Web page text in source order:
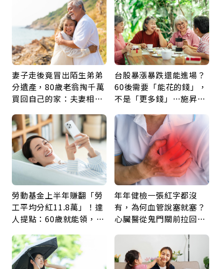
妻子走後竟冒出陌生弟弟
分遺產，80歲老翁掏千萬
買回自己的家：夫妻相守
台股暴漲暴跌還能進場？
60後需要「能花的錢」，
不是「更多錢」…施昇
票
勞動基金上半年賺翻「勞
工平均分紅11.8萬」！達
人提點：60歲就能領，重
年年健檢一張紅字都沒
有，為何血管說塞就塞？
心臟醫從鬼門關前拉回病